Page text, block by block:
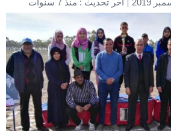
آخر تحديث : منذ 7 سنوات